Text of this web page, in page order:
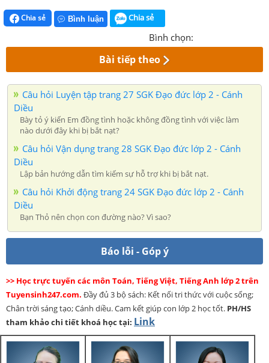
Chia sẻ Bình luận Chia sẻ
Bình chọn:
Bài tiếp theo
Câu hỏi Luyện tập trang 27 SGK Đạo đức lớp 2 - Cánh
Diều
Bày tỏ ý kiến Em đồng tình hoặc không đồng tình với việc làm
nào dưới đây khi bị bắt nạt?
Câu hỏi Vận dụng trang 28 SGK Đạo đức lớp 2 - Cánh
Diều
Lập bản hướng dẫn tìm kiếm sự hỗ trợ khi bị bắt nạt.
Câu hỏi Khởi động trang 24 SGK Đạo đức lớp 2 - Cánh
Diều
Bạn Thỏ nên chọn con đường nào? Vì sao?
Báo lỗi - Góp ý
>> Học trực tuyến các môn Toán, Tiếng Việt, Tiếng Anh lớp 2 trên
Tuyensinh247.com. Đầy đủ 3 bộ sách: Kết nối tri thức với cuộc sống;
Chân trời sáng tạo; Cánh diều. Cam kết giúp con lớp 2 học tốt. PH/HS
tham khảo chi tiết khoá học tại: Link